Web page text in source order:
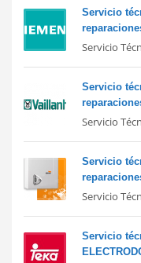
Servicio
Servicio
Servicio
Servicio
Servicio
Servicio
Servicio